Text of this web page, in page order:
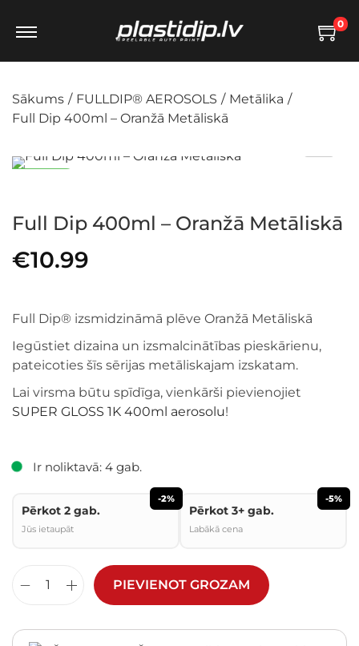
0
Sākums / FULLDIP® AEROSOLS / Metālika /
Full Dip 400ml – Oranžā Metāliskā
Full Dip 400ml – Oranžā Metāliskā
€10.99
Full Dip® izsmidzināmā plēve Oranžā Metāliskā
Iegūstiet dizaina un izsmalcinātības pieskārienu,
pateicoties šīs sērijas metāliskajam izskatam.
Lai virsma būtu spīdīga, vienkārši pievienojiet
SUPER GLOSS 1K 400ml aerosolu!
Ir noliktavā: 4 gab.
-2%
Pērkot 2 gab.
Jūs ietaupāt
-5%
Pērkot 3+ gab.
Labākā cena
PIEVIENOT GROZAM